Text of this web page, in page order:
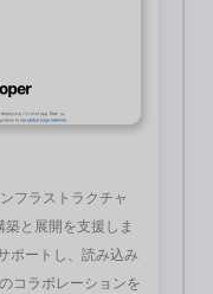
フラストラクチャ
と展開を支援しま
ポートし、読み込み
コラボレーションを